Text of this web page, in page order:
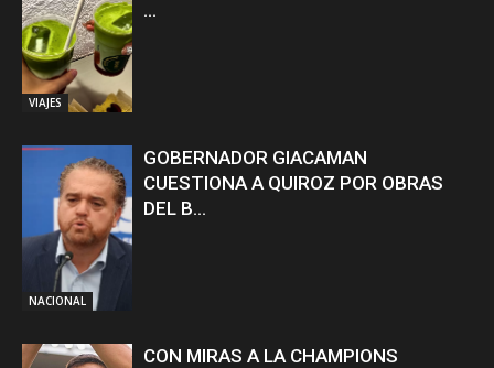
VIAJES
...
NACIONAL
GOBERNADOR GIACAMAN
CUESTIONA A QUIROZ POR OBRAS
DEL B...
CON MIRAS A LA CHAMPIONS